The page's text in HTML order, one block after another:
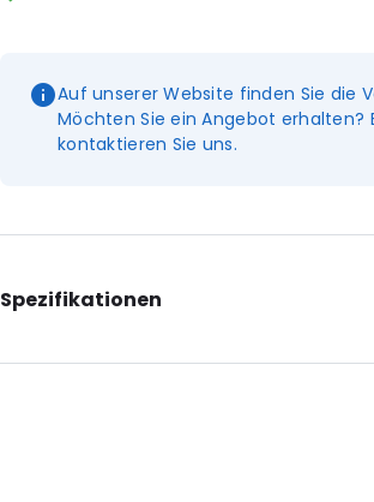
Auf unserer Website finden Sie die
Möchten Sie ein Angebot erhalten?
kontaktieren Sie uns.
Spezifikationen
Internal Length: 230